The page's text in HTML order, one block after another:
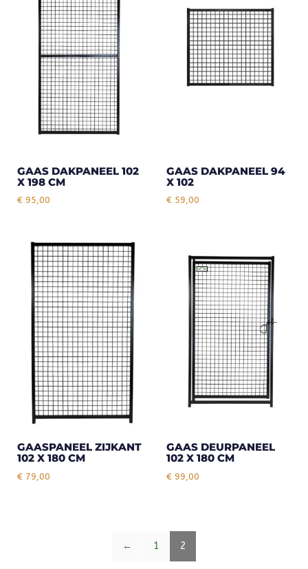
GAAS DAKPANEEL 102
X 198 CM
€ 95,00
GAAS DAKPANEEL 94
X 102
€59,00
GAASPANEEL ZIJKANT
102 X 180 CM
€ 79,00
GAAS DEURPANEEL
102 X 180 CM
€99,00
← 1 2